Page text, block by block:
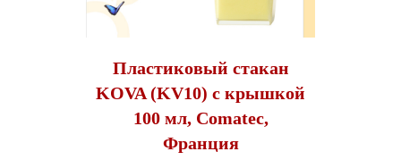
Пластиковый стакан
KOVA (KV10) c крышкой
100 мл, Comatec,
Франция